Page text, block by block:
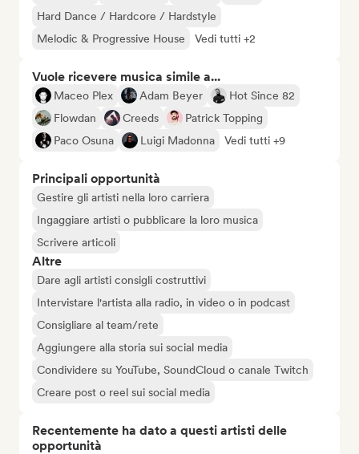
Hard Dance / Hardcore / Hardstyle
Melodic & Progressive House
Vedi tutti +2
Vuole ricevere musica simile a...
Maceo Plex Adam Beyer
Hot Since 82
Flowdan
Creeds
Patrick Topping
Paco Osuna
Luigi Madonna Vedi tutti +9
Principali opportunità
Gestire gli artisti nella loro carriera
Ingaggiare artisti o pubblicare la loro musica
Scrivere articoli
Altre
Dare agli artisti consigli costruttivi
Intervistare l'artista alla radio, in video o in podcast
Consigliare al team/rete
Aggiungere alla storia sui social media
Condividere su YouTube, SoundCloud o canale Twitch
Creare post o reel sui social media
Recentemente ha dato a questi artisti delle
opportunità